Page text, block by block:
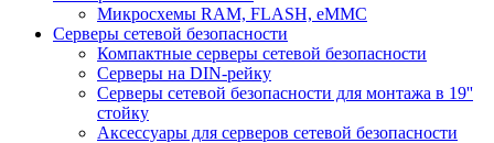
Микросхемы RAM, FLASH, eMMC
Серверы сетевой безопасности
Компактные серверы сетевой безопасности
Серверы на DIN-рейку
Серверы сетевой безопасности для монтажа в 19''
стойку
Аксессуары для серверов сетевой безопасности